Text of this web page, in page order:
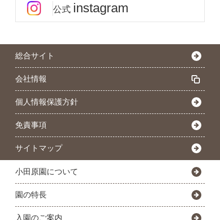
公式 instagram
総合サイト
会社情報
個人情報保護方針
免責事項
サイトマップ
小田原園について
園の特長
入園のご案内